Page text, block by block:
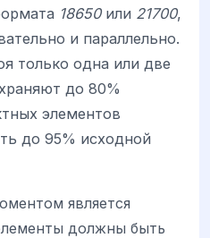
18650или 21700,
и параллельно.
только одна или две
до 80%
элементов
до 95% исходной
является
должны быть